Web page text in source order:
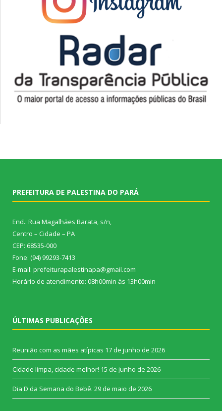
PREFEITURA DE PALESTINA DO PARÁ
End.: Rua Magalhães Barata, s/n,
Centro – Cidade – PA
CEP: 68535-000
Fone: (94) 99293-7413
E-mail: prefeiturapalestinapa@gmail.com
Horário de atendimento: 08h00min às 13h00min
ÚLTIMAS PUBLICAÇÕES
Reunião com as mães atípicas 17 de junho de 2026
Cidade limpa, cidade melhor! 15 de junho de 2026
Dia D da Semana do Bebê. 29 de maio de 2026